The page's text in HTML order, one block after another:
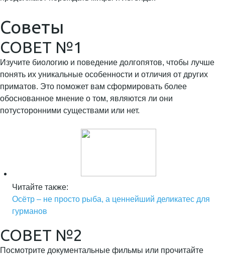
Советы
СОВЕТ №1
Изучите биологию и поведение долгопятов, чтобы лучше
понять их уникальные особенности и отличия от других
приматов. Это поможет вам сформировать более
обоснованное мнение о том, являются ли они
потусторонними существами или нет.
Читайте также:
Осётр – не просто рыба, а ценнейший деликатес для
гурманов
СОВЕТ №2
Посмотрите документальные фильмы или прочитайте